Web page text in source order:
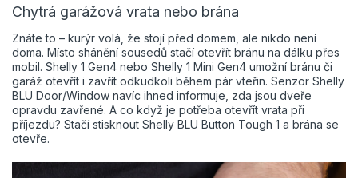
Chytrá garážová vrata nebo brána
Znáte to – kurýr volá, že stojí před domem, ale nikdo není
doma. Místo shánění sousedů stačí otevřít bránu na dálku přes
mobil. Shelly 1 Gen4 nebo Shelly 1 Mini Gen4 umožní bránu či
garáž otevřít i zavřít odkudkoli během pár vteřin. Senzor Shelly
BLU Door/Window navíc ihned informuje, zda jsou dveře
opravdu zavřené. A co když je potřeba otevřít vrata při
příjezdu? Stačí stisknout Shelly BLU Button Tough 1 a brána se
otevře.